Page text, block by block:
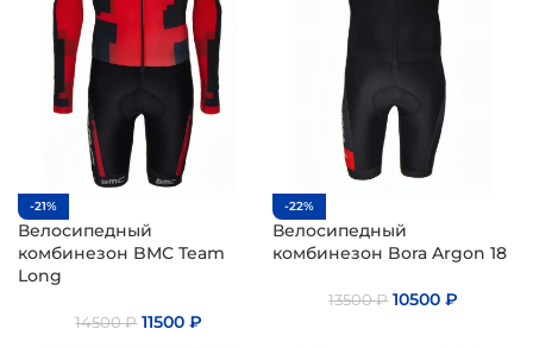
-21%
Велосипедный
комбинезон BMC Team
Long
14500₽ 11500₽
-22%
Велосипедный
комбинезон Bora Argon 18
13500₽ 10500₽